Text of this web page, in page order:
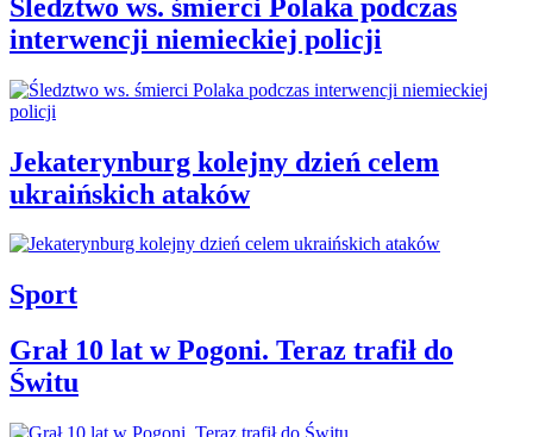
Śledztwo ws. śmierci Polaka podczas
interwencji niemieckiej policji
Jekaterynburg kolejny dzień celem
ukraińskich ataków
Sport
Grał 10 lat w Pogoni. Teraz trafił do
Świtu